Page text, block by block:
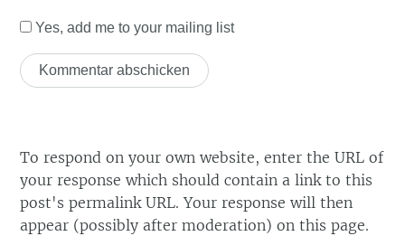
Yes, add me to your mailing list
To respond on your own website, enter the URL of
your response which should contain a link to this
post's permalink URL. Your response will then
appear (possibly after moderation) on this page.